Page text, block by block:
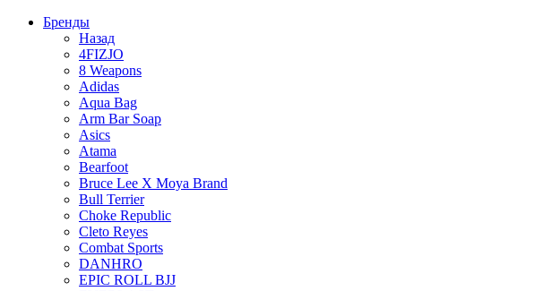
Бренды
Назад
4FIZJO
8 Weapons
Adidas
Aqua Bag
Arm Bar Soap
Asics
Atama
Bearfoot
Bruce Lee X Moya Brand
Bull Terrier
Choke Republic
Cleto Reyes
Combat Sports
DANHRO
EPIC ROLL BJJ